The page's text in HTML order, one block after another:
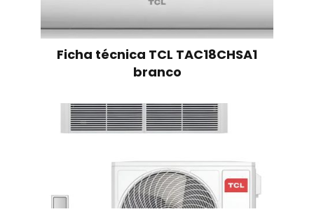
Ficha técnica TCL TAC18CHSA1
branco